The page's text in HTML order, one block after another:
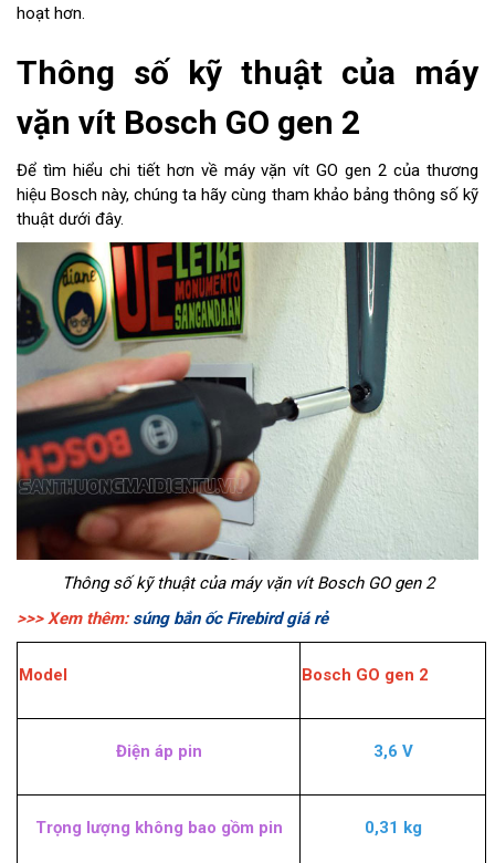
hoạt hơn.
Thông số kỹ thuật của máy
vặn vít Bosch GO gen 2
Để tìm hiểu chi tiết hơn về máy vặn vít GO gen 2 của thương
hiệu Bosch này, chúng ta hãy cùng tham khảo bảng thông số kỹ
thuật dưới đây.
Thông số kỹ thuật của máy vặn vít Bosch GO gen 2
>>> Xem thêm: súng bắn ốc Firebird giá rẻ
Model Bosch GO gen 2
Điện áp pin 3,6 V
Trọng lượng không bao gồm pin 0,31 kg